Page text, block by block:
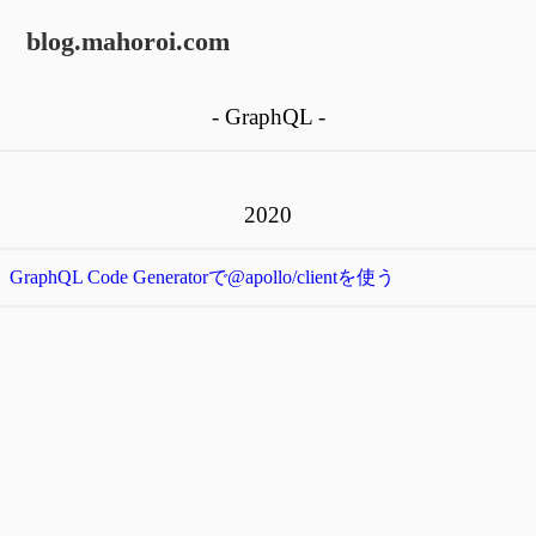
blog.mahoroi.com
- GraphQL -
2020
GraphQL Code Generatorで@apollo/clientを使う